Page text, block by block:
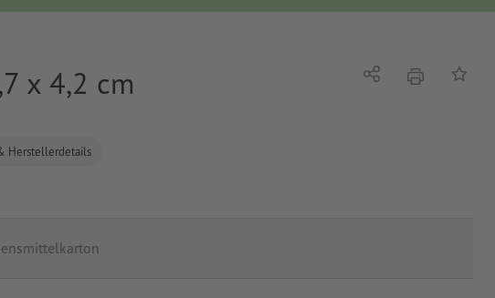
x 4,2 cm
Herstellerdetails
Teilen DruckenAuf